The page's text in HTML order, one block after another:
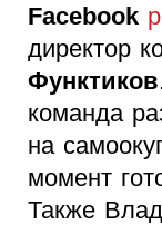
Facebook
директор
Функтиков
команда
на
момент
Также